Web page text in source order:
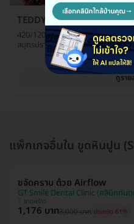
TEDDY SMILE DENTAL
420/120-121 ซ. ทิพวัล ถ. เทพารักษ์
สมุทรปราการ 10270
ดูราย
แพ็กเกจอื่นใน ขูดหินปูน
ขจัดคราบ ด้วย Airflow
GT Smile Dental Clinic (คลินิกทันต
ลาดพร้าว
1,176 บาท3,000 บาท ประหยัด 61%